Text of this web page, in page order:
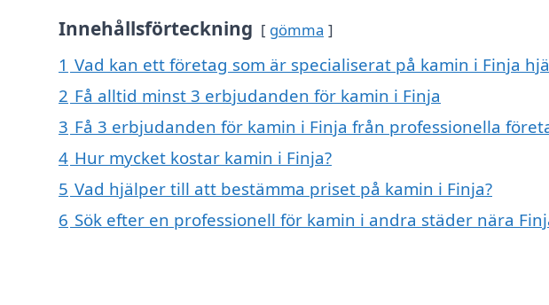
Innehållsförteckning gömma
1 Vad kan ett företag som är specialiserat på kamin i Finja
2 Få alltid minst 3 erbjudanden för kamin i Finja
3 Få 3 erbjudanden för kamin i Finja från professionella
4 Hur mycket kostar kamin i Finja?
5 Vad hjälper till att bestämma priset på kamin i Finja?
6 Sök efter en professionell för kamin i andra städer nära